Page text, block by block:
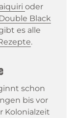
oder
Black
es alle
.
schon
bis vor
Kolonialzeit